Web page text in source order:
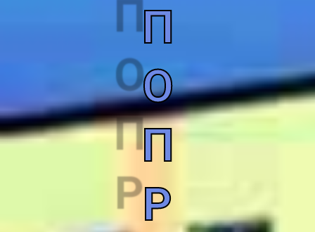
П
О
П
Р